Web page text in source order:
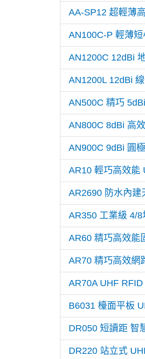
AA-SP12 超輕薄
AN100C-P 輕薄
AN1200C 12dBi
AN1200L 12dBi
AN500C 精巧
AN800C 8dBi 高
AN900C 9dBi 圓
AR10 輕巧高效能
AR2690 防水內建
AR350 工業級 4/
AR60 精巧高效能
AR70 精巧高效網
AR70A UHF
B6031 檯面平板
DR050 短讀距 智
DR220 站立式